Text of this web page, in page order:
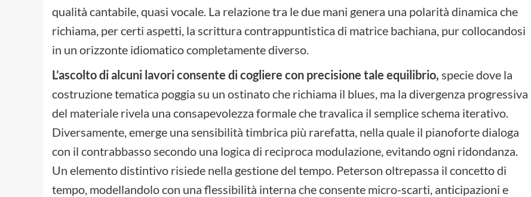
qualità cantabile, quasi vocale. La relazione tra le due mani genera una polarità dinamica che
richiama, per certi aspetti, la scrittura contrappuntistica di matrice bachiana, pur collocandosi
in un orizzonte idiomatico completamente diverso.
L’ascolto di alcuni lavori consente di cogliere con precisione tale equilibrio, specie dove la
costruzione tematica poggia su un ostinato che richiama il blues, ma la divergenza progressiva
del materiale rivela una consapevolezza formale che travalica il semplice schema iterativo.
Diversamente, emerge una sensibilità timbrica più rarefatta, nella quale il pianoforte dialoga
con il contrabbasso secondo una logica di reciproca modulazione, evitando ogni ridondanza.
Un elemento distintivo risiede nella gestione del tempo. Peterson oltrepassa il concetto di
tempo, modellandolo con una flessibilità interna che consente micro-scarti, anticipazioni e